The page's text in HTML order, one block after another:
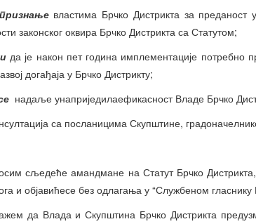
властима Брчко Дистрикта за
законског оквира Брчко Дистрикта са Статутом;
да је након пет година имплементације потребно
догађаја у Брчко Дистрикту;
надаље унаприједилаефикасност Владе Брчко
са посланицима Скупштине,
сљедеће амандмане на Статут Брчко
и објавићесе без одлагања у “Службеном гласнику
да Влада и Скупштина Брчко Дистрикта